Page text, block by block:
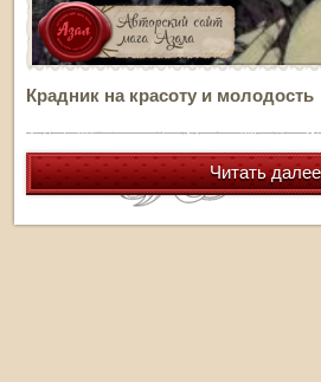
Крадник на красоту и молодость
Читать далее